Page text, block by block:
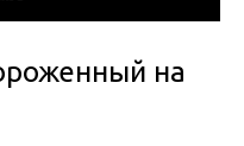
на